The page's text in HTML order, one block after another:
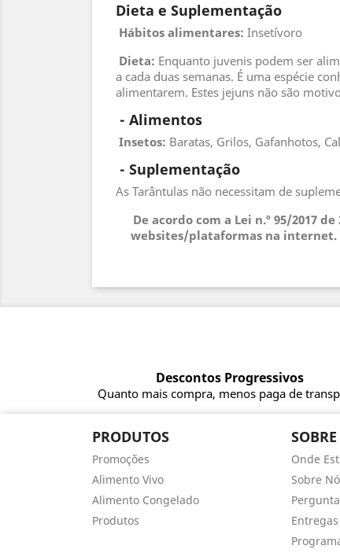
Dieta e Suplementação
Hábitos alimentares: Insetívoro
Dieta: Enquanto juvenis podem ser
a cada duas semanas. É uma espécie
alimentarem. Estes jejuns não são
- Alimentos
Insetos: Baratas, Grilos, Gafanhotos,
- Suplementação
As Tarântulas não necessitam de
De acordo com a Lei n.º 95/2017
websites/plataformas na internet.
Descontos Progressivos
Quanto mais compra, menos paga de
PRODUTOS
Promoções
Alimento Vivo
Alimento Congelado
Produtos
Onde
Sobre